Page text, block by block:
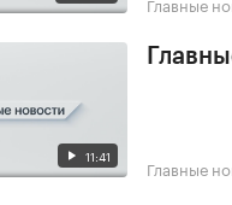
11:41 Главные